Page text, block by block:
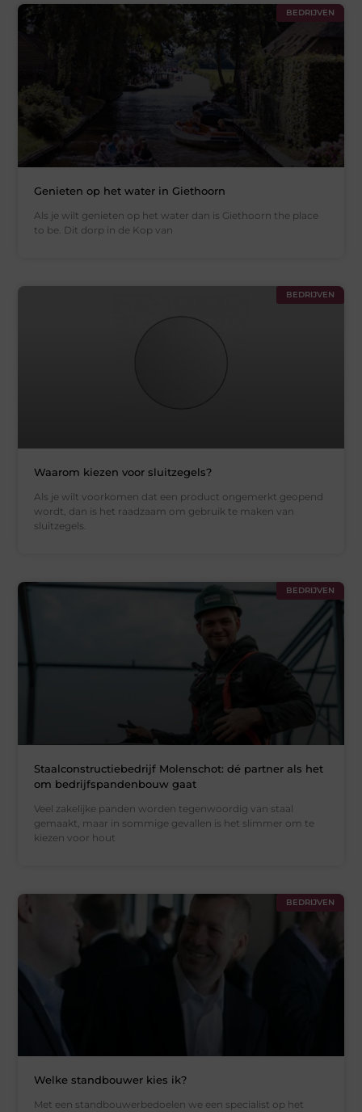
BEDRIJVEN
Genieten op het water in Giethoorn
Als je wilt genieten op het water dan is Giethoorn the place
to be. Dit dorp in de Kop van
BEDRIJVEN
Waarom kiezen voor sluitzegels?
Als je wilt voorkomen dat een product ongemerkt geopend
wordt, dan is het raadzaam om gebruik te maken van
sluitzegels.
BEDRIJVEN
Staalconstructiebedrijf Molenschot: dé partner als het
om bedrijfspandenbouw gaat
Veel zakelijke panden worden tegenwoordig van staal
gemaakt, maar in sommige gevallen is het slimmer om te
kiezen voor hout
BEDRIJVEN
Welke standbouwer kies ik?
Met een standbouwerbedoelen we een specialist op het